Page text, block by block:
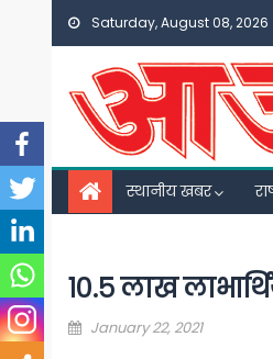
Skip
content
Saturday, August 08, 2026
स्थानीय खबर
१०.५ लाख
Posted
January 22, 2021